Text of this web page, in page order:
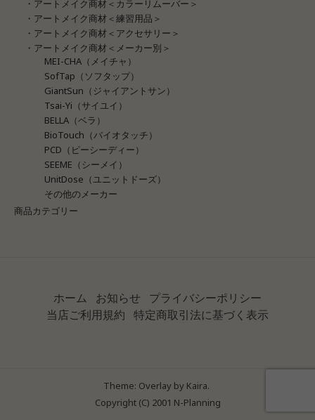
・アートメイク商材＜カラーリムーバー＞
・アートメイク商材＜練習用品＞
・アートメイク商材＜アクセサリー＞
・アートメイク商材＜メーカー別＞
MEI-CHA（メイチャ）
SofTap（ソフタップ）
GiantSun（ジャイアントサン）
Tsai-Yi（サイユイ）
BELLA（ベラ）
BioTouch（バイオタッチ）
PCD（ピーシーディー）
SEEME（シーメイ）
UnitDose（ユニットドーズ）
その他のメーカー
商品カテゴリー
ホーム お知らせ
プライバシーポリシー
当店ご利用規約 特定商取引法に基づく表示
Theme: Overlay by Kaira.
Copyright (C) 2001 N-Planning